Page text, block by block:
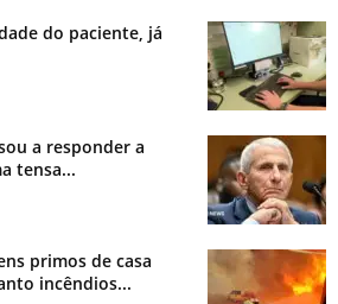
do paciente, já
a responder a
tensa...
primos de casa
incêndios...